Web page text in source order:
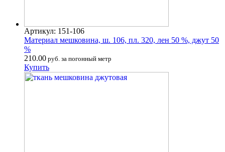
Артикул: 151-106
Материал мешковина, ш. 106, пл. 320, лен 50 %, джут 50
%
210.00 руб. за погонный метр
Купить